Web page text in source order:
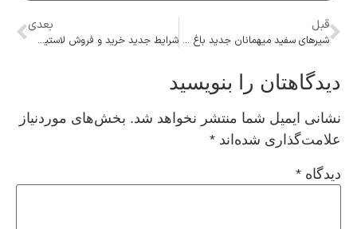
قبل
شیر‌های سفید میهمانان جدید باغ وحش ارم سبز
بعدی
شرایط جدید خرید و فروش لاستیک اعلام شد
دیدگاهتان را بنویسید
نشانی ایمیل شما منتشر نخواهد شد. بخش‌های موردنیاز
علامت‌گذاری شده‌اند *
دیدگاه *